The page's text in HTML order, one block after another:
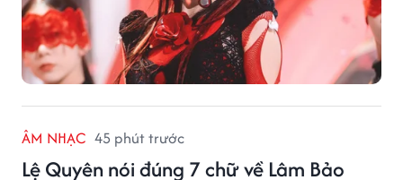
ÂM NHẠC 45 phút trước
Lệ Quyên nói đúng 7 chữ về Lâm Bảo